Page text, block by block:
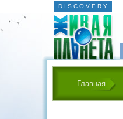
D I S C O V E R Y
Главная